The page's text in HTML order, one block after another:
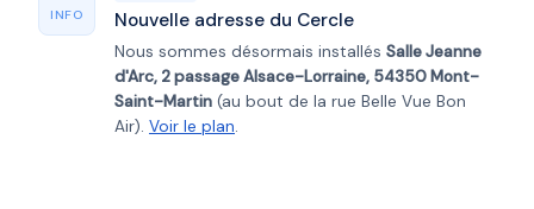
INFO Nouvelle adresse du Cercle
Nous sommes désormais installés Salle Jeanne
d'Arc, 2 passage Alsace-Lorraine, 54350 Mont-
Saint-Martin (au bout de la rue Belle Vue Bon
Air). Voir le plan.